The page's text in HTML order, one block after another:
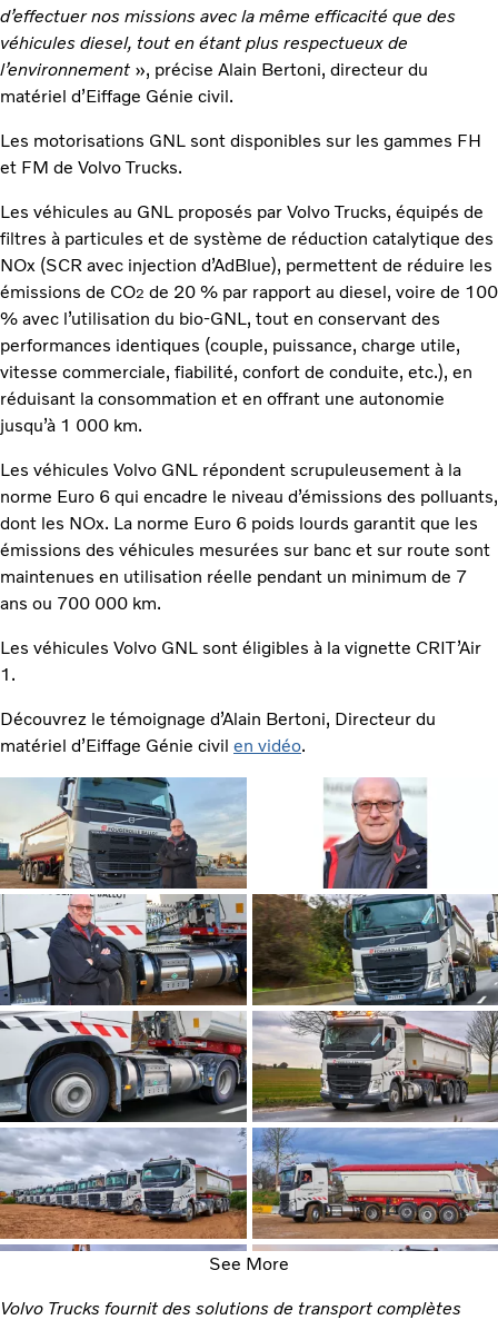
d’effectuer nos missions avec la même efficacité que des
véhicules diesel, tout en étant plus respectueux de
l’environnement », précise Alain Bertoni, directeur du
matériel d’Eiffage Génie civil.
Les motorisations GNL sont disponibles sur les gammes FH
et FM de Volvo Trucks.
Les véhicules au GNL proposés par Volvo Trucks, équipés de
filtres à particules et de système de réduction catalytique des
NOx (SCR avec injection d’AdBlue), permettent de réduire les
émissions de CO2 de 20 % par rapport au diesel, voire de 100
% avec l’utilisation du bio-GNL, tout en conservant des
performances identiques (couple, puissance, charge utile,
vitesse commerciale, fiabilité, confort de conduite, etc.), en
réduisant la consommation et en offrant une autonomie
jusqu’à 1 000 km.
Les véhicules Volvo GNL répondent scrupuleusement à la
norme Euro 6 qui encadre le niveau d’émissions des polluants,
dont les NOx. La norme Euro 6 poids lourds garantit que les
émissions des véhicules mesurées sur banc et sur route sont
maintenues en utilisation réelle pendant un minimum de 7
ans ou 700 000 km.
Les véhicules Volvo GNL sont éligibles à la vignette CRIT’Air
1.
Découvrez le témoignage d’Alain Bertoni, Directeur du
matériel d’Eiffage Génie civil en vidéo.
See More
Volvo Trucks fournit des solutions de transport complètes